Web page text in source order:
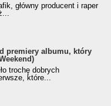
główny producent i raper
premiery albumu, który
trochę dobrych
które...